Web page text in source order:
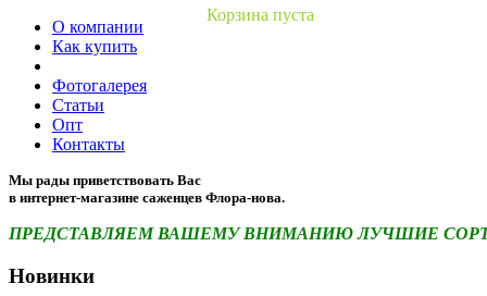
Корзина пуста
О компании
Как купить
Фотогалерея
Статьи
Опт
Контакты
Мы рады приветствовать Вас
в интернет-магазине саженцев Флора-нова.
ПРЕДСТАВЛЯЕМ ВАШЕМУ ВНИМАНИЮ ЛУЧШИЕ
Новинки